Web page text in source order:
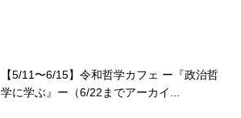
【5/11〜6/15】令和哲学カフェ ー『政治哲
学に学ぶ』ー（6/22までアーカイ...